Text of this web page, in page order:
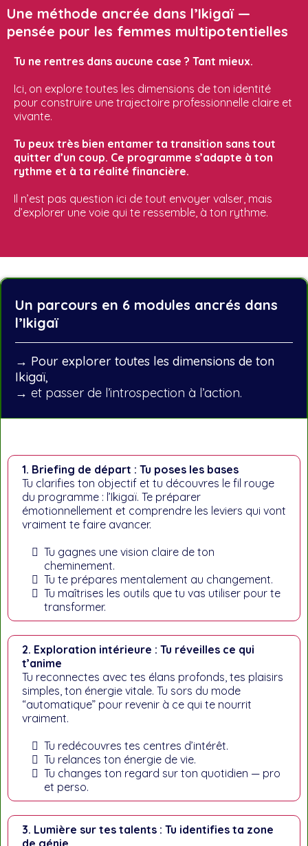
Une méthode ancrée dans l’Ikigaï —
pensée pour les femmes multipotentielles
Tu ne rentres dans aucune case ? Tant mieux.
Ici, on explore toutes les dimensions de ton identité
pour construire une trajectoire professionnelle claire et
vivante.
Tu peux très bien entamer ta transition sans tout
quitter d’un coup. Ce programme s’adapte à ton
rythme et à ta réalité financière.
Il n’est pas question ici de tout envoyer valser, mais
d’explorer une voie qui te ressemble, à ton rythme.
Un parcours en 6 modules ancrés dans
l’Ikigaï
→ Pour explorer toutes les dimensions de ton
Ikigaï,
→ et passer de l’introspection à l’action.
1. Briefing de départ : Tu poses les bases
Tu clarifies ton objectif et tu découvres le fil rouge
du programme : l’Ikigaï. Te préparer
émotionnellement et comprendre les leviers qui vont
vraiment te faire avancer.
Tu gagnes une vision claire de ton
cheminement.
Tu te prépares mentalement au changement.
Tu maîtrises les outils que tu vas utiliser pour te
transformer.
2. Exploration intérieure : Tu réveilles ce qui
t’anime
Tu reconnectes avec tes élans profonds, tes plaisirs
simples, ton énergie vitale. Tu sors du mode
“automatique” pour revenir à ce qui te nourrit
vraiment.
Tu redécouvres tes centres d’intérêt.
Tu relances ton énergie de vie.
Tu changes ton regard sur ton quotidien — pro
et perso.
3. Lumière sur tes talents : Tu identifies ta zone
de génie